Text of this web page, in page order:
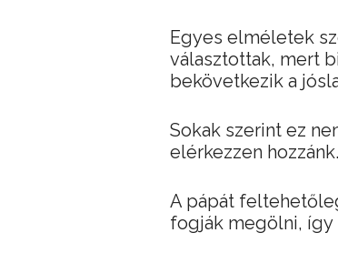
Egyes elméletek
választottak, mert
bekövetkezik a
Sokak szerint ez
elérkezzen hozzánk.
A pápát
fogják megölni, így